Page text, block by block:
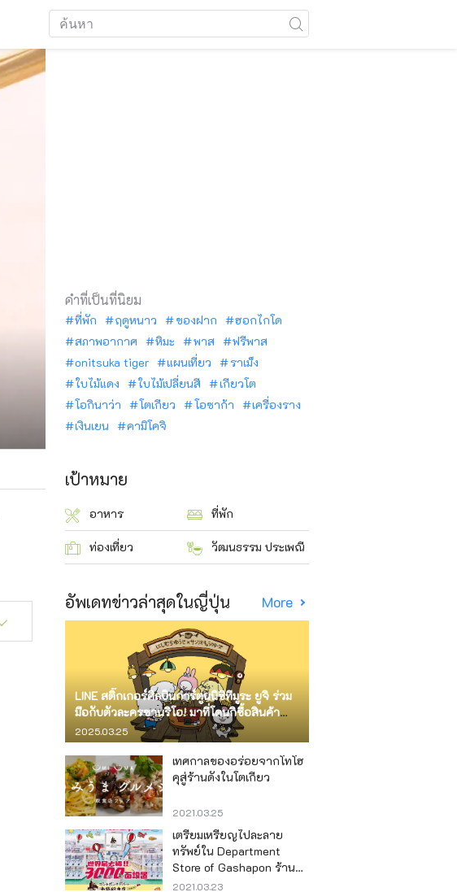
คำที่เป็นที่นิยม
ที่พัก ฤดูหนาว ของฝาก
ฮอกไกโด
สภาพอากาศ
หิมะ พาส
ฟรีพาส
onitsuka tiger
แผนเที่ยว
ราเม็ง
ใบไม้แดง
ใบไม้เปลี่ยนสี
เกียวโต
โอกินาว่า
โตเกียว โอซาก้า
เครื่องราง
เงินเยน
คามิโคจิ
เป้าหมาย
อาหาร ที่พัก
ท่องเที่ยว วัฒนธรรม ประเพณี
อัพเดทข่าวล่าสุดในญี่ปุ่น More
LINE สติ๊กเกอร์ศิลปินการ์ตูนนิชิทีมูระ ยูจิ ร่วม
มือกับตัวละครซานริโอ! มาที่โดนกิซื้อสินค้า
จำกัด
2025.03.25
เทศกาลของอร่อยจากโทโฮ
คุสู่ร้านดังในโตเกียว
2021.03.25
เตรียมเหรียญไปละลาย
ทรัพย์ใน Department
Store of Gashapon ร้านที่มี
เครื่องกาชาปองเยอะที่สุดใน
2021.03.23